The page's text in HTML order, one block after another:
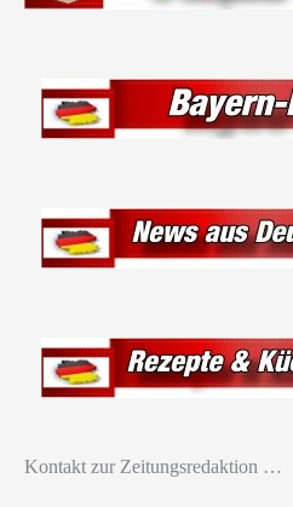
Kontakt zur Zeitungsredaktion …